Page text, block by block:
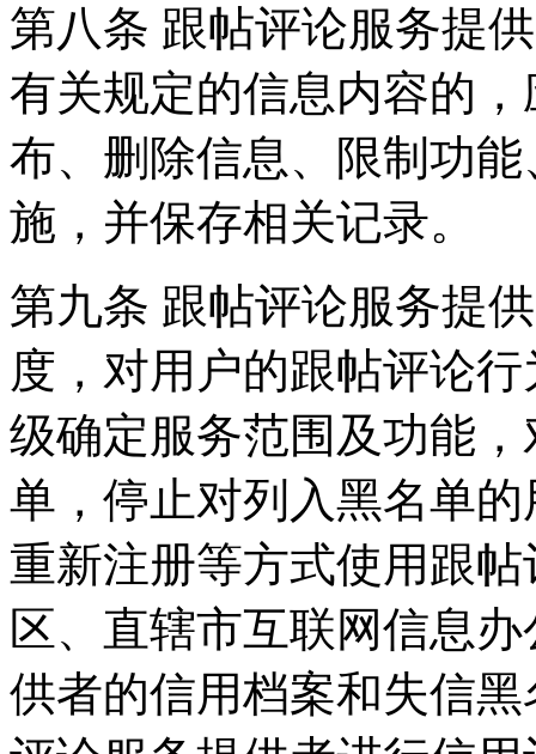
第八条 跟帖评论服务提
有关规定的信息内容的
布、删除信息、限制功
施，并保存相关记录。
第九条 跟帖评论服务提
度，对用户的跟帖评论
级确定服务范围及功能
单，停止对列入黑名单
重新注册等方式使用跟
区、直辖市互联网信息
供者的信用档案和失信